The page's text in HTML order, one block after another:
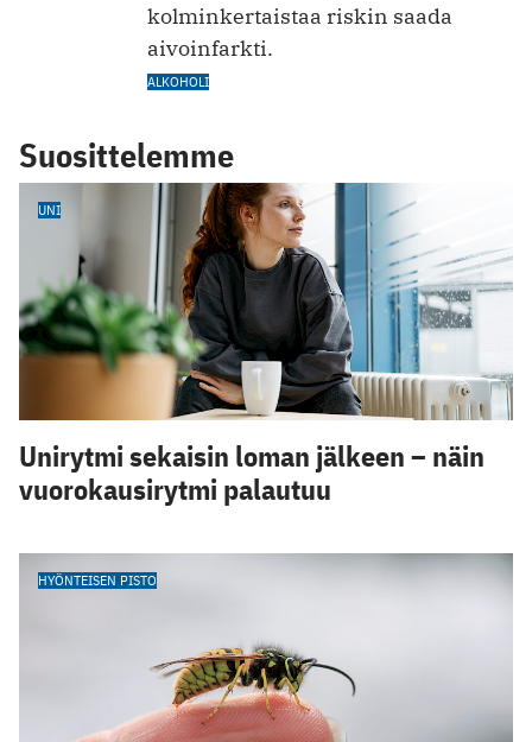
kolminkertaistaa riskin saada
aivoinfarkti.
ALKOHOLI
Suosittelemme
UNI
Unirytmi sekaisin loman jälkeen – näin
vuorokausirytmi palautuu
HYÖNTEISEN PISTO